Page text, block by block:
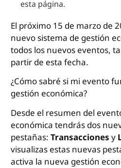
esta página.
El próximo 15 de marzo de
nuevo sistema de gestión
todos los nuevos eventos,
partir de esta fecha.
¿Cómo sabré si mi evento
gestión económica?
Desde el resumen del
económica tendrás dos
pestañas:Transacciones y
visualizas estas nuevas
activa la nueva gestión